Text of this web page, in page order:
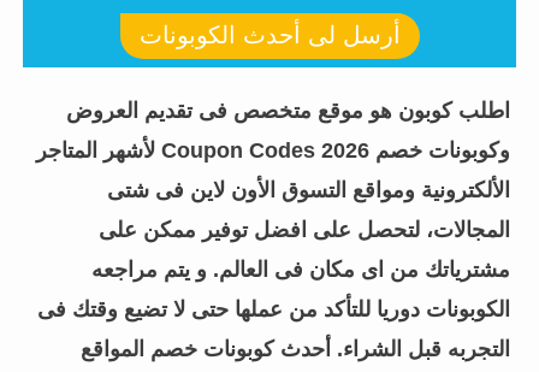
أرسل لى أحدث الكوبونات
اطلب كوبون هو موقع متخصص فى تقديم العروض
وكوبونات خصم Coupon Codes 2026 لأشهر المتاجر
الألكترونية ومواقع التسوق الأون لاين فى شتى
المجالات، لتحصل على افضل توفير ممكن على
مشترياتك من اى مكان فى العالم. و يتم مراجعه
الكوبونات دوريا للتأكد من عملها حتى لا تضيع وقتك فى
التجربه قبل الشراء. أحدث كوبونات خصم المواقع